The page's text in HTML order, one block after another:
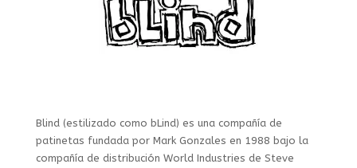
Blind (estilizado como bLind) es una compañía de
patinetas fundada por Mark Gonzales en 1988 bajo la
compañía de distribución World Industries de Steve